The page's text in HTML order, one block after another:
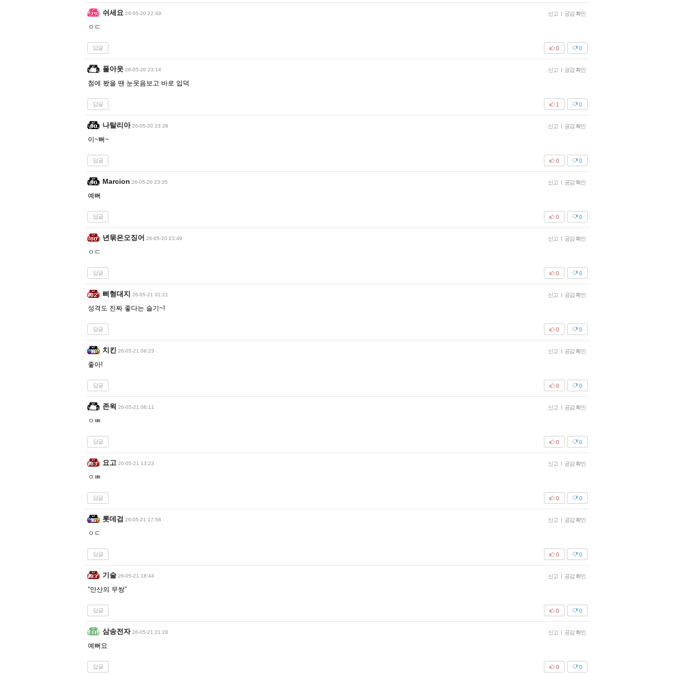
쉬세요 26-05-20 22:49 신고 | 공감 확인
ㅇㄷ
답글 0
0
폴아웃 26-05-20 23:14 신고 | 공감 확인
첨에 봤을 땐 눈웃음보고 바로 입덕
답글 0
1
나탈리아 26-05-20 23:28 신고 | 공감 확인
이~뻐~
답글 0
0
Marcion 26-05-20 23:35 신고 | 공감 확인
예뻐
답글 0
0
년묶은오징어 26-05-20 23:49 신고 | 공감 확인
ㅇㄷ
답글 0
0
삐형대지 26-05-21 01:21 신고 | 공감 확인
성격도 진짜 좋다는 슬기~!
답글 0
0
치킨 26-05-21 06:23 신고 | 공감 확인
좋아!
답글 0
0
존윅 26-05-21 08:11 신고 | 공감 확인
ㅇㅃ
답글 0
0
요고 26-05-21 13:23 신고 | 공감 확인
ㅇㅃ
답글 0
0
롯데검 26-05-21 17:58 신고 | 공감 확인
ㅇㄷ
답글 0
0
기술 26-05-21 18:44 신고 | 공감 확인
“안산의 무쌍”
답글 0
0
삼송전자 26-05-21 21:28 신고 | 공감 확인
예뻐요
답글 0
0